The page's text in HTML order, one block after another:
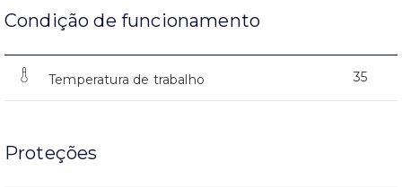
Condição de funcionamento
Temperatura de trabalho 35
Proteções